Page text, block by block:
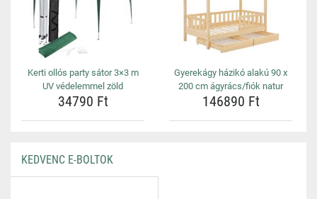
Kerti ollós party sátor 3×3 m
UV védelemmel zöld
34790 Ft
Gyerekágy házikó alakú 90 x
200 cm ágyrács/fiók natur
146890 Ft
KEDVENC E-BOLTOK